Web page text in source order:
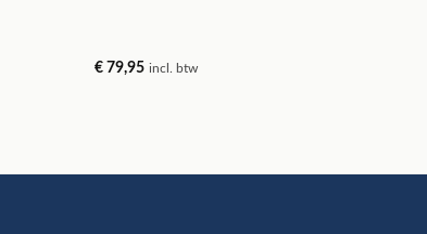
€79,95 incl. btw